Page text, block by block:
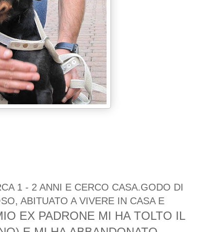
1 - 2 ANNI E CERCO CASA.GODO DI
ABITUATO A VIVERE IN CASA E
EX PADRONE MI HA TOLTO IL